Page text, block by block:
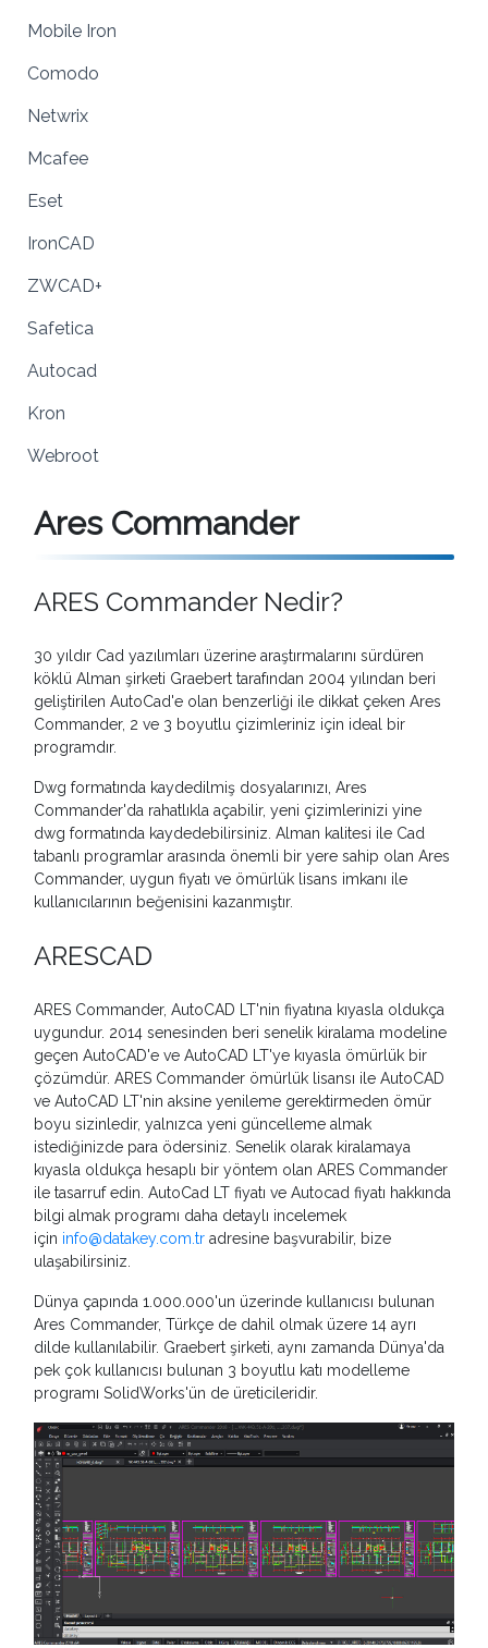
Ares Commander
ARES Commander Nedir?
30 yıldır Cad yazılımları üzerine araştırmalarını sürdüren
köklü Alman şirketi Graebert tarafından 2004 yılından beri
geliştirilen AutoCad'e olan benzerliği ile dikkat çeken Ares
Commander, 2 ve 3 boyutlu çizimleriniz için ideal bir
programdır.
Dwg formatında kaydedilmiş dosyalarınızı, Ares
Commander'da rahatlıkla açabilir, yeni çizimlerinizi yine
dwg formatında kaydedebilirsiniz. Alman kalitesi ile Cad
tabanlı programlar arasında önemli bir yere sahip olan Ares
Commander, uygun fiyatı ve ömürlük lisans imkanı ile
kullanıcılarının beğenisini kazanmıştır.
ARESCAD
ARES Commander, AutoCAD LT'nin fiyatına kıyasla oldukça
uygundur. 2014 senesinden beri senelik kiralama modeline
geçen AutoCAD'e ve AutoCAD LT'ye kıyasla ömürlük bir
çözümdür. ARES Commander ömürlük lisansı ile AutoCAD
ve AutoCAD LT'nin aksine yenileme gerektirmeden ömür
boyu sizinledir, yalnızca yeni güncelleme almak
istediğinizde para ödersiniz. Senelik olarak kiralamaya
kıyasla oldukça hesaplı bir yöntem olan ARES Commander
ile tasarruf edin. AutoCad LT fiyatı ve Autocad fiyatı hakkında
bilgi almak programı daha detaylı incelemek
için info@datakey.com.tr adresine başvurabilir, bize
ulaşabilirsiniz.
Dünya çapında 1.000.000'un üzerinde kullanıcısı bulunan
Ares Commander, Türkçe de dahil olmak üzere 14 ayrı
dilde kullanılabilir. Graebert şirketi, aynı zamanda Dünya'da
pek çok kullanıcısı bulunan 3 boyutlu katı modelleme
programı SolidWorks'ün de üreticileridir.
Mobile Iron
Comodo
Netwrix
Mcafee
Eset
IronCAD
ZWCAD+
Safetica
Autocad
Kron
Webroot